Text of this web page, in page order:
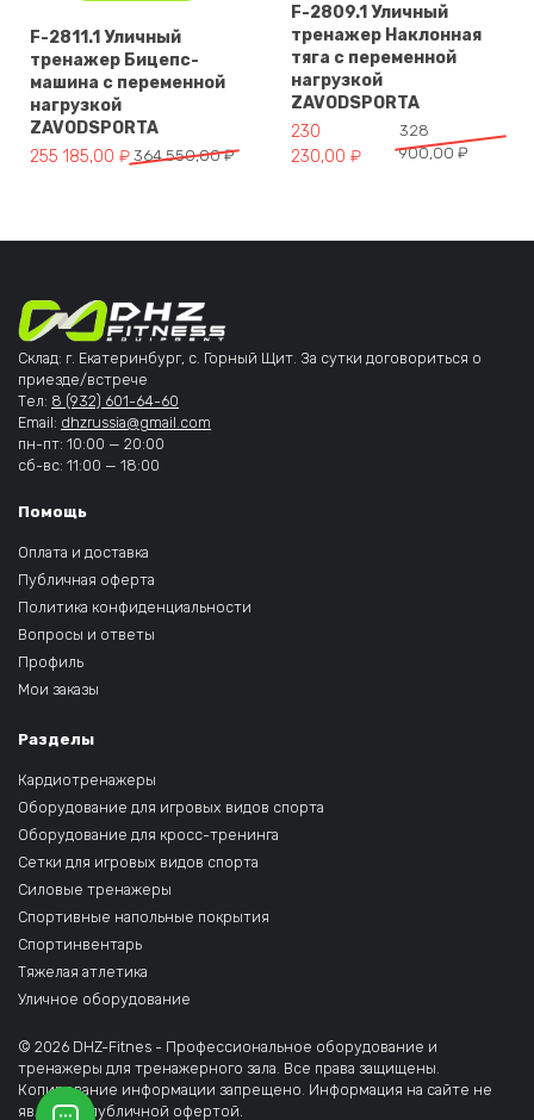
F-2811.1 Уличный
тренажер Бицепс-
машина с переменной
нагрузкой
ZAVODSPORTA
364 550,00₽
Первоначальная цена составляла 364 550,00 ₽.
255 185,00 ₽
Текущая цена: 255 185,00 ₽.
F-2809.1 Уличный
тренажер Наклонная
тяга с переменной
нагрузкой
ZAVODSPORTA
328
900,00 ₽
Первоначальная цена
230
230,00 ₽
Текущая цена: 230 230,00 ₽.
Склад: г. Екатеринбург, с. Горный Щит. За сутки договориться о
приезде/встрече
Тел: 8 (932) 601-64-60
Email: dhzrussia@gmail.com
пн-пт: 10:00 — 20:00
сб-вс: 11:00 — 18:00
Помощь
Оплата и доставка
Публичная оферта
Политика конфиденциальности
Вопросы и ответы
Профиль
Мои заказы
Разделы
Кардиотренажеры
Оборудование для игровых видов спорта
Оборудование для кросс-тренинга
Сетки для игровых видов спорта
Силовые тренажеры
Спортивные напольные покрытия
Спортинвентарь
Тяжелая атлетика
Уличное оборудование
© 2026 DHZ-Fitnes - Профессиональное оборудование и
тренажеры для тренажерного зала. Все права защищены.
Копирование информации запрещено. Информация на сайте не
является публичной офертой.